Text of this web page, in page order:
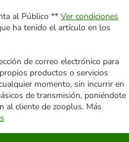
al Público ** Ver condiciones
ha tenido el artículo en los
de correo electrónico para
productos o servicios
momento, sin incurrir en
de transmisión, poniéndote
al cliente de zooplus. Más